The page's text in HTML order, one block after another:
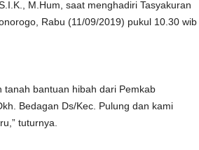
M.Hum, saat menghadiri Tasyakuran
Rabu (11/09/2019) pukul 10.30 wib
tanah bantuan hibah dari Pemkab
Bedagan Ds/Kec. Pulung dan kami
tuturnya.